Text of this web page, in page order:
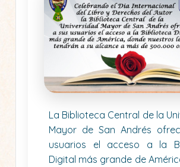
La Biblioteca Central de la
Mayor de San Andrés
usuarios el acceso a la
Digital más grande de